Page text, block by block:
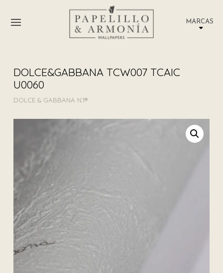
MARCAS
DOLCE&GABBANA TCW007 TCAIC
U0060
DOLCE & GABBANA N.1®